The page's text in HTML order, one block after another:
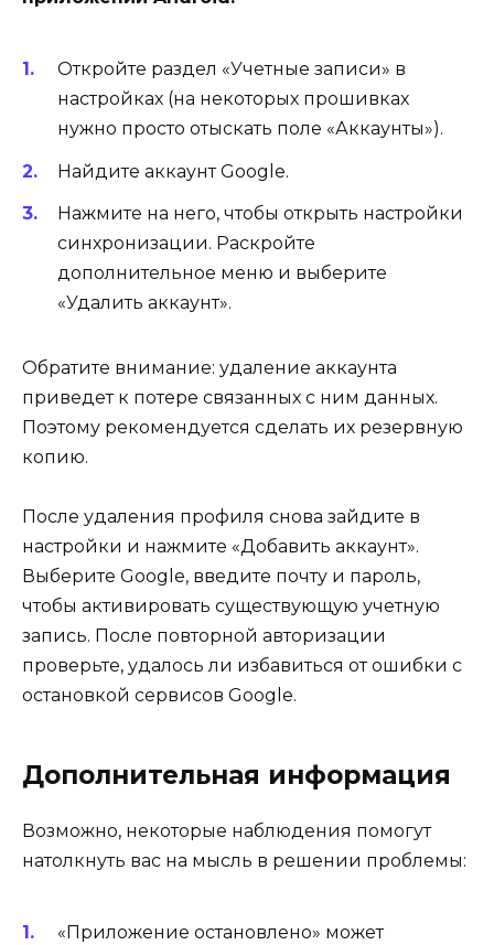
Откройте раздел «Учетные записи» в
настройках (на некоторых прошивках
нужно просто отыскать поле «Аккаунты»).
Найдите аккаунт Google.
Нажмите на него, чтобы открыть настройки
синхронизации. Раскройте
дополнительное меню и выберите
«Удалить аккаунт».
Обратите внимание: удаление аккаунта
приведет к потере связанных с ним данных.
Поэтому рекомендуется сделать их резервную
копию.
После удаления профиля снова зайдите в
настройки и нажмите «Добавить аккаунт».
Выберите Google, введите почту и пароль,
чтобы активировать существующую учетную
запись. После повторной авторизации
проверьте, удалось ли избавиться от ошибки с
остановкой сервисов Google.
Дополнительная информация
Возможно, некоторые наблюдения помогут
натолкнуть вас на мысль в решении проблемы:
«Приложение остановлено» может